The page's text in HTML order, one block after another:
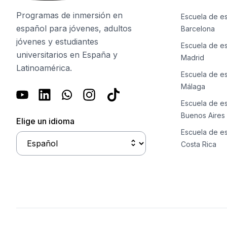
Preparación para el examen
Preparación para el examen SIELE
30-49 años
Clases grupales de español
Curso nocturno en grupo
Cursos de larga duración
Lecciones privadas
Cursos de español en línea
Preparación para el examen
50+ años
Más de 50 programas Sesiones
Preparación para el examen
Programas de inmersión en
español para jóvenes, adultos
jóvenes y estudiantes
universitarios en España y
Latinoamérica.
Elige un idioma
Escuela de
Barcelona
Escuela de
Madrid
Escuela de
Málaga
Escuela de
Buenos Aires
Escuela de
Costa Rica